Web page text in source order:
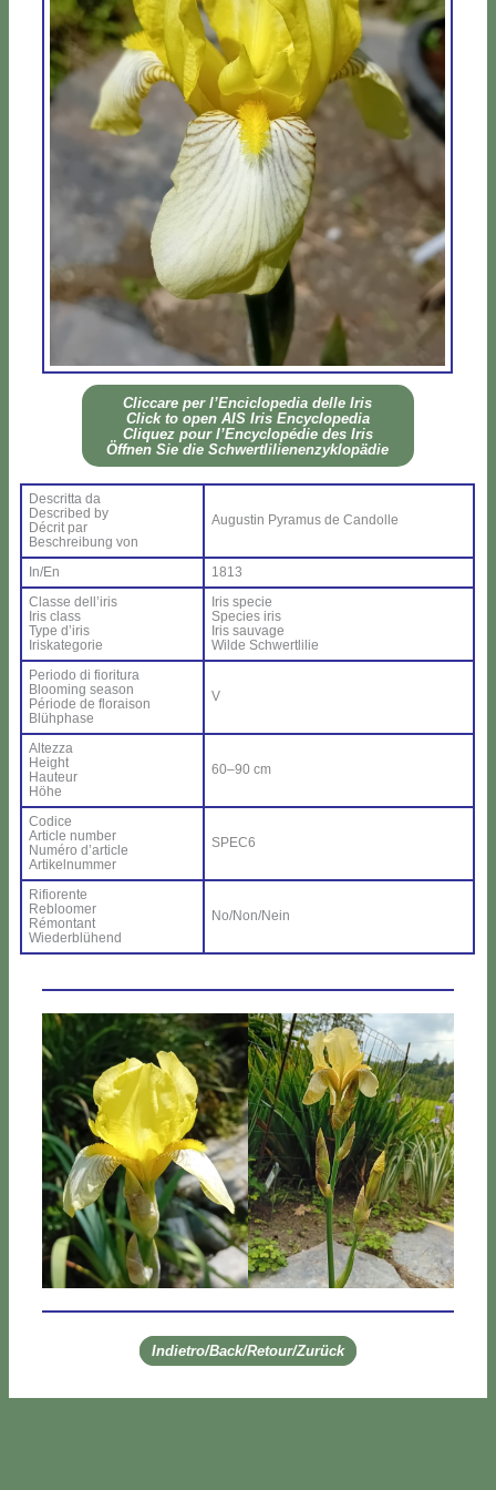
Clic­ca­re per l’En­ci­clo­pe­dia del­le Iris
Click to open AIS Iris En­cy­clo­pe­dia
Cli­quez pour l’En­cy­clo­pé­die des Iris
Öff­nen Sie die Sch­wer­tli­lie­nen­zy­klo­pä­die
De­scrit­ta da
De­scri­bed by
Dé­crit par
Be­schrei­bung von
Au­gu­stin Py­ra­mus de Can­dol­le
In/En
1813
Clas­se del­l’i­ris
Iris class
Ty­pe d’i­ris
Iri­ska­te­go­rie
Iris spe­cie
Spe­cies iris
Iris sau­va­ge
Wil­de Sch­wer­tli­lie
Pe­rio­do di fio­ri­tu­ra
Bloo­ming sea­son
Pé­rio­de de flo­rai­son
Blü­h­pha­se
V
Al­tez­za
Height
Hau­teur
Hö­he
60–90 cm
Co­di­ce
Ar­ti­cle num­ber
Nu­mé­ro d’ar­ti­cle
Ar­ti­kel­num­mer
SPEC6
Ri­fio­ren­te
Re­bloo­mer
Ré­mon­tant
Wie­der­blü­hend
No/Non/Nein
Indietro/Back/Retour/Zurück